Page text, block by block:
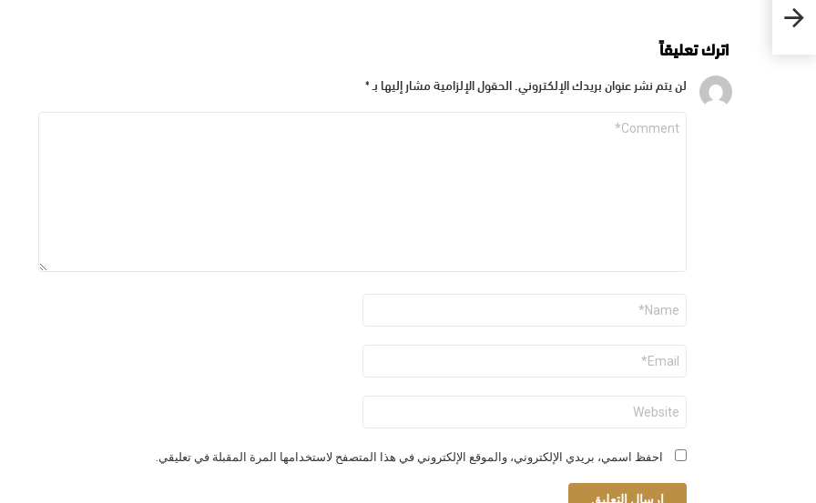
اترك تعليقاً
لن يتم نشر عنوان بريدك الإلكتروني. الحقول الإلزامية مشار إليها بـ *
التعليق
الاسم
البريد
الإلكتروني
*
الموقع
الإلكتروني
احفظ اسمي، بريدي الإلكتروني، والموقع الإلكتروني في هذا المتصفح لاستخدامها المرة المقبلة في تعليقي.